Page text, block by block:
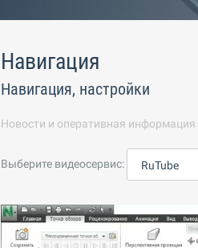
Навигация
Навигация, настройки
Новости и оперативная
Выберите видеосервис: RuTube